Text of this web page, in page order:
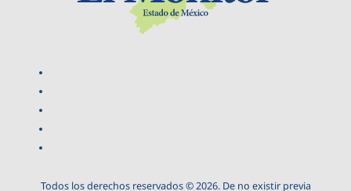
Todos los derechos reservados © 2026. De no existir previa